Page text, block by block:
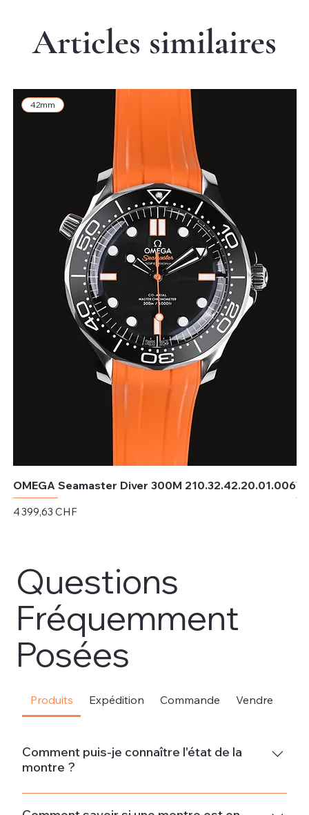
Articles similaires
42mm
OMEGA Seamaster Diver 300M 210.32.42.20.01.006
Prix
4 399,63 CHF
Questions
Fréquemment
Posées
Produits Expédition Commande Vendre
Comment puis-je connaître l'état de la
montre ?
Neuve La montre est neuve et ne présente aucun signe